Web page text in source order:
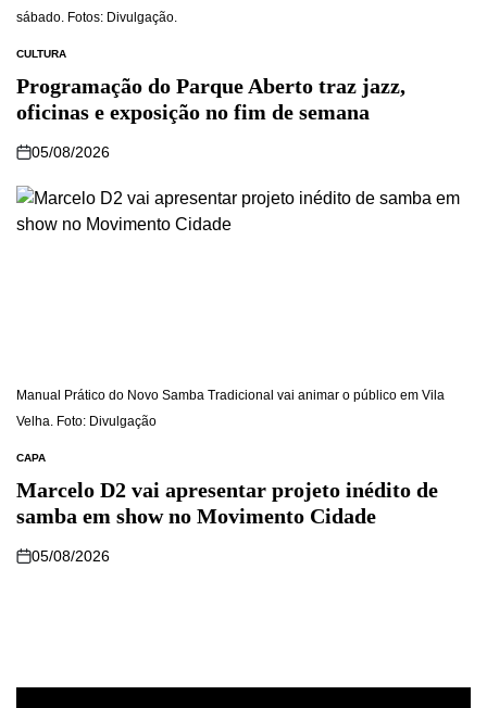
sábado. Fotos: Divulgação.
CULTURA
Programação do Parque Aberto traz jazz,
oficinas e exposição no fim de semana
05/08/2026
Manual Prático do Novo Samba Tradicional vai animar o público em Vila
Velha. Foto: Divulgação
CAPA
Marcelo D2 vai apresentar projeto inédito de
samba em show no Movimento Cidade
05/08/2026